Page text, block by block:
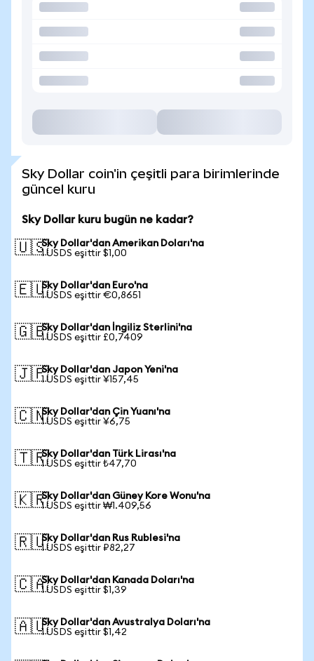
Sky Dollar coin'in çeşitli para birimlerinde
güncel kuru
Sky Dollar kuru bugün ne kadar?
🇺🇸Sky Dollar'dan Amerikan Doları'na
1 USDS eşittir $1,00
🇪🇺Sky Dollar'dan Euro'na
1 USDS eşittir €0,8651
🇬🇧Sky Dollar'dan İngiliz Sterlini'na
1 USDS eşittir £0,7409
🇯🇵Sky Dollar'dan Japon Yeni'na
1 USDS eşittir ¥157,45
🇨🇳Sky Dollar'dan Çin Yuanı'na
1 USDS eşittir ¥6,75
🇹🇷Sky Dollar'dan Türk Lirası'na
1 USDS eşittir ₺47,70
🇰🇷Sky Dollar'dan Güney Kore Wonu'na
1 USDS eşittir ₩1.409,56
🇷🇺Sky Dollar'dan Rus Rublesi'na
1 USDS eşittir ₽82,27
🇨🇦Sky Dollar'dan Kanada Doları'na
1 USDS eşittir $1,39
🇦🇺Sky Dollar'dan Avustralya Doları'na
1 USDS eşittir $1,42